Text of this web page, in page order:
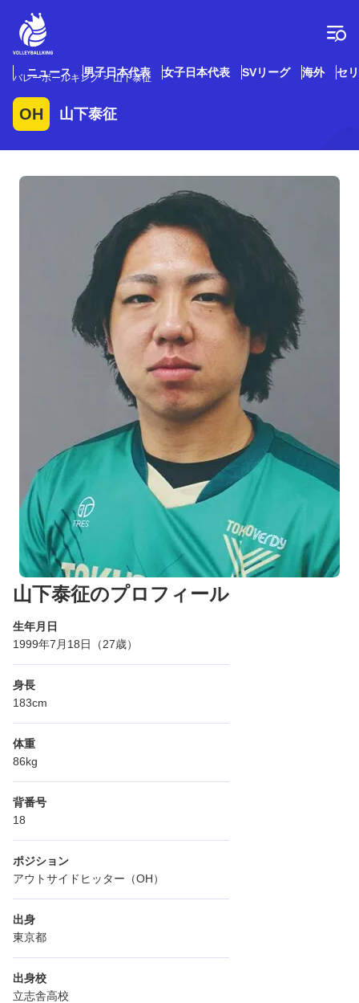
プ
ニュース 男子日本代表 女子日本代表 SVリーグ 海外 セ
バレーボールキング 山下泰征
OH 山下泰征
山下泰征のプロフィール
生年月日
1999年7月18日（27歳）
身長
183cm
体重
86kg
背番号
18
ポジション
アウトサイドヒッター（OH）
出身
東京都
出身校
立志舎高校